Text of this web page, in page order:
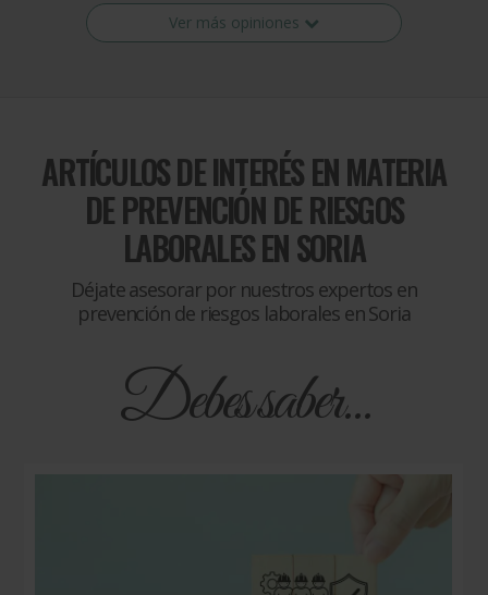
Ver más opiniones
ARTÍCULOS DE INTERÉS EN MATERIA
DEPREVENCIÓN DE RIESGOS
LABORALES EN SORIA
Déjate asesorar por nuestros expertos en
prevención de riesgos laborales en Soria
Debes saber...